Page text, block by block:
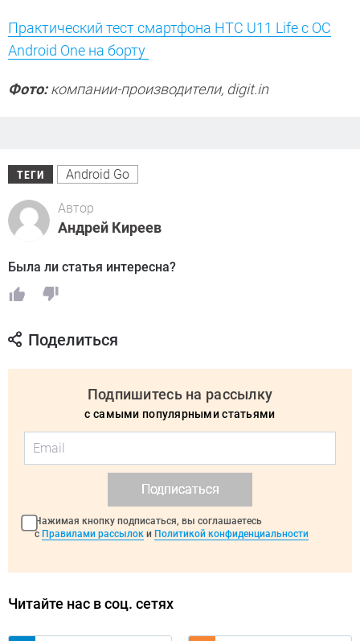
Практический тест смартфона HTC U11 Life с ОС
Android One на борту
Фото:компании-производители, digit.in
ТЕГИ Android Go
Автор
Андрей Киреев
Была ли статья интересна?
Поделиться
Подпишитесь на рассылку
с самыми популярными статьями
Подписаться
Нажимая кнопку подписаться, вы соглашаетесь
с Правилами рассылок и Политикой конфиденциальности
Читайте нас в соц. сетях